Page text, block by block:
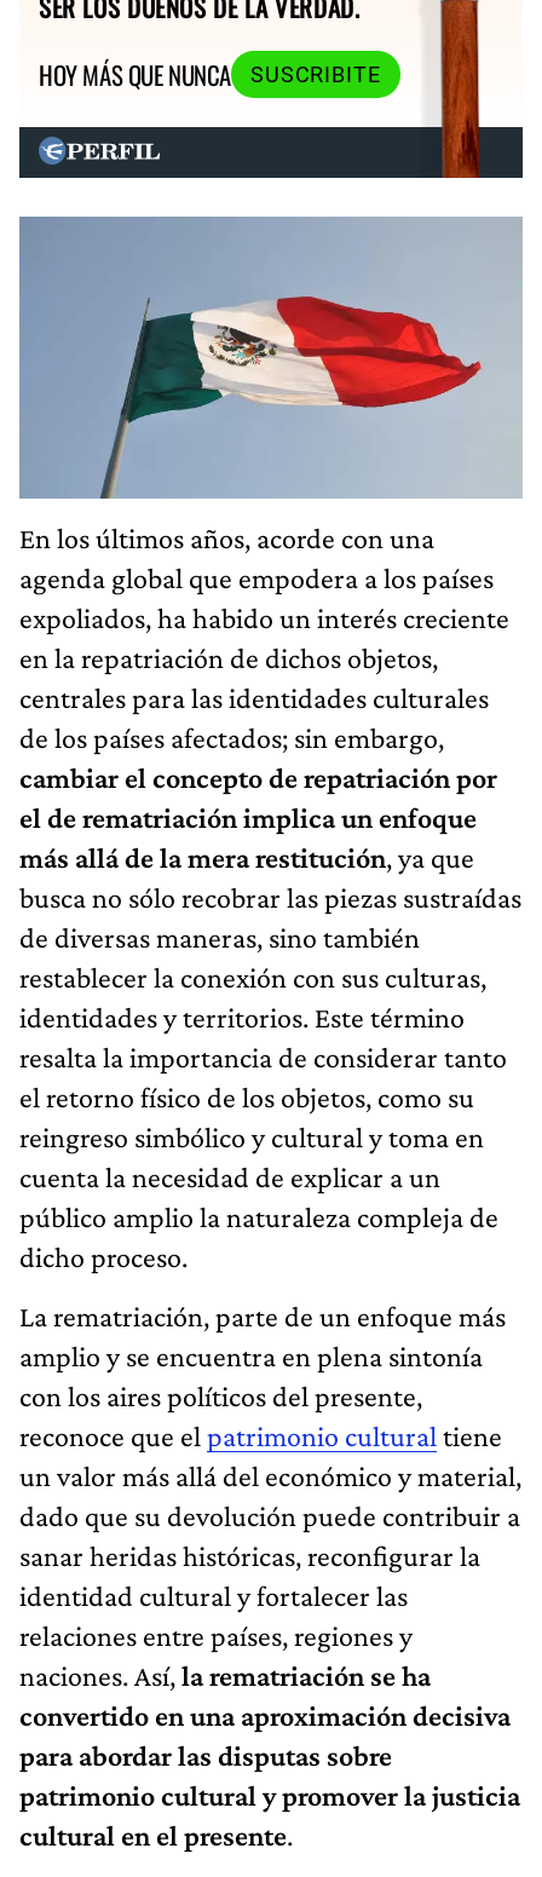
HOY MÁS QUE NUNCA
SUSCRIBITE
En los últimos años, acorde con una
agenda global que empodera a los países
expoliados, ha habido un interés creciente
en la repatriación de dichos objetos,
centrales para las identidades culturales
de los países afectados; sin embargo,
cambiar el concepto de repatriación por
el de rematriación implica un enfoque
más allá de la mera restitución, ya que
busca no sólo recobrar las piezas sustraídas
de diversas maneras, sino también
restablecer la conexión con sus culturas,
identidades y territorios. Este término
resalta la importancia de considerar tanto
el retorno físico de los objetos, como su
reingreso simbólico y cultural y toma en
cuenta la necesidad de explicar a un
público amplio la naturaleza compleja de
dicho proceso.
La rematriación, parte de un enfoque más
amplio y se encuentra en plena sintonía
con los aires políticos del presente,
reconoce que el patrimonio cultural tiene
un valor más allá del económico y material,
dado que su devolución puede contribuir a
sanar heridas históricas, reconfigurar la
identidad cultural y fortalecer las
relaciones entre países, regiones y
naciones. Así,la rematriación se ha
convertido en una aproximación decisiva
para abordar las disputas sobre
patrimonio cultural y promover la justicia
cultural en el presente.